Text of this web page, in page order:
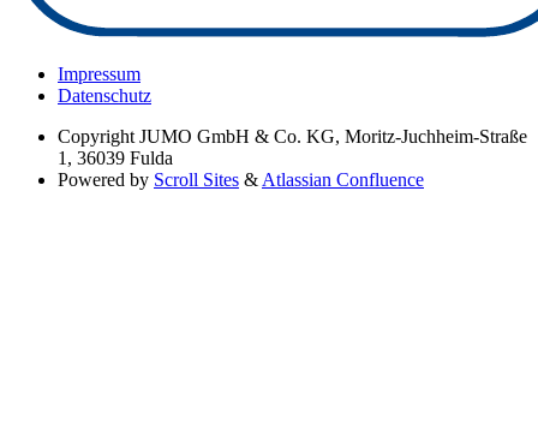
Impressum
Datenschutz
Copyright JUMO GmbH & Co. KG, Moritz-Juchheim-Straße
1, 36039 Fulda
Powered by Scroll Sites & Atlassian Confluence